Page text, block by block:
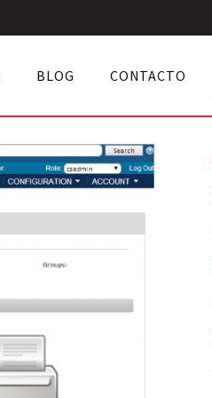
BLOG CONTACTO